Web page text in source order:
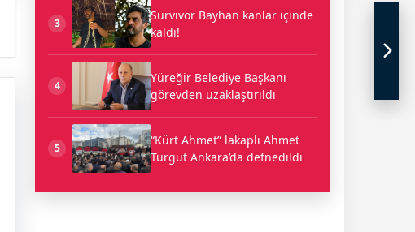
3
Survivor Bayhan kanlar içinde
kaldı!
4
Yüreğir Belediye Başkanı
görevden uzaklaştırıldı
5
“Kürt Ahmet” lakaplı Ahmet
Turgut Ankara’da defnedildi